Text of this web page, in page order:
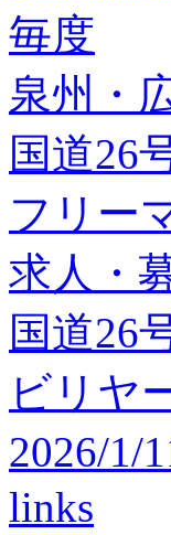
毎度
泉州・
国道26
フリー
求人・
国道26
ビリヤ
2026/1/
links